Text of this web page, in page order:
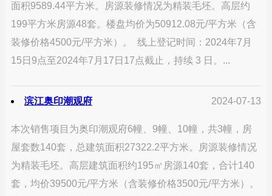
面积9589.44平方米。房源装修情况为精装毛坯。高层约
199平方米房源48套。楼盘均价为50912.08元/平方米（含
装修价格4500元/平方米）。 线上登记时间：2024年7月
15日9点至2024年7月17日17点截止，持续 3 日。...
滨江奥印潮观府 2024-07-13
本次销售项目为奥印潮观府6幢、9幢、10幢，共3幢，房
屋套数140套，总建筑面积27322.2平方米。房源装修情况
为精装毛坯。高层建筑面积约195㎡房源140套，合计140
套，均价39500元/平方米（含装修价格3500元/平方米）。